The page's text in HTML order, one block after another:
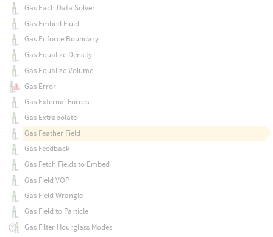
Gas Each Data Solver
Gas Embed Fluid
Gas Enforce Boundary
Gas Equalize Density
Gas Equalize Volume
Gas Error
Gas External Forces
Gas Extrapolate
Gas Feather Field
Gas Feedback
Gas Fetch Fields to Embed
Gas Field VOP
Gas Field Wrangle
Gas Field to Particle
Gas Filter Hourglass Modes